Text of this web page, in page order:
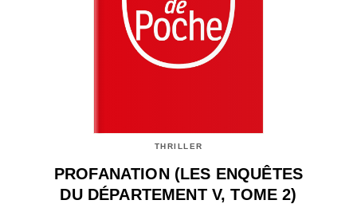
THRILLER
PROFANATION (LES ENQUÊTES
DU DÉPARTEMENT V, TOME 2)